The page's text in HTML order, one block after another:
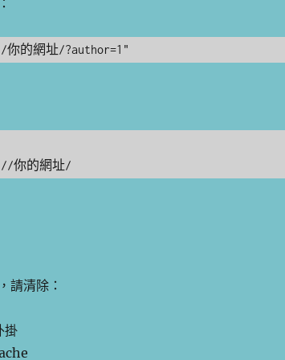
的網址/?author=1"
你的網址/
請清除：
掛